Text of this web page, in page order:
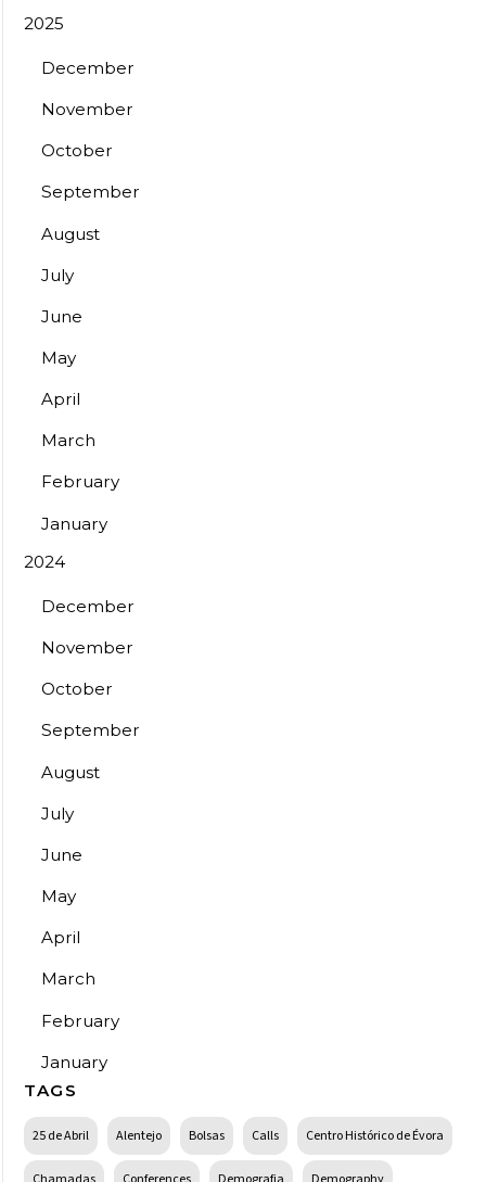
2025
December
November
October
September
August
July
June
May
April
March
February
January
2024
December
November
October
September
August
July
June
May
April
March
February
January
TAGS
25 de Abril Alentejo Bolsas Calls Centro Histórico de Évora